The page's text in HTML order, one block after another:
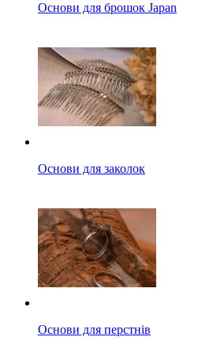
Основи для брошок Japan
Основи для заколок
Основи для перстнів